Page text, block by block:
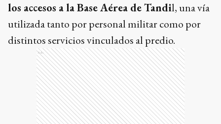
los accesos a la Base Aérea de Tandil, una vía
utilizada tanto por personal militar como por
distintos servicios vinculados al predio.
Ads